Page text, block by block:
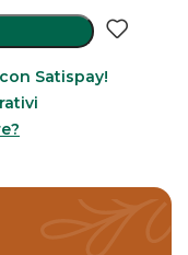
Satispay!